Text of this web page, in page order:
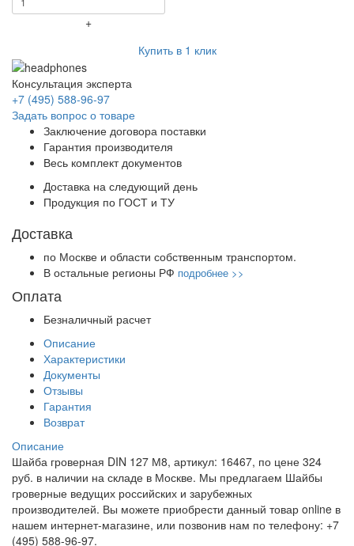
+
Купить в 1 клик
Консультация эксперта
+7 (495) 588-96-97
Задать вопрос о товаре
Заключение договора поставки
Гарантия производителя
Весь комплект документов
Доставка на следующий день
Продукция по ГОСТ и ТУ
Доставка
по Москве и области собственным транспортом.
В остальные регионы РФ подробнее >>
Оплата
Безналичный расчет
Описание
Характеристики
Документы
Отзывы
Гарантия
Возврат
Описание
Шайба гроверная DIN 127 М8, артикул: 16467, по цене 324
руб. в наличии на складе в Москве. Мы предлагаем Шайбы
гроверные ведущих российских и зарубежных
производителей. Вы можете приобрести данный товар online в
нашем интернет-магазине, или позвонив нам по телефону: +7
(495) 588-96-97.